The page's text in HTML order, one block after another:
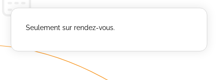
Seulement sur rendez-vous.